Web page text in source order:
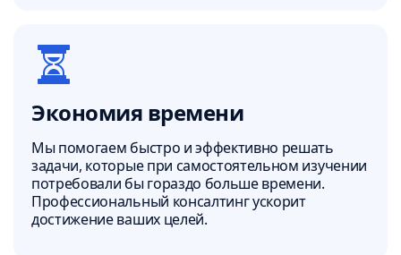
Экономия времени
Мы помогаем быстро и эффективно решать
задачи, которые при самостоятельном изучении
потребовали бы гораздо больше времени.
Профессиональный консалтинг ускорит
достижение ваших целей.